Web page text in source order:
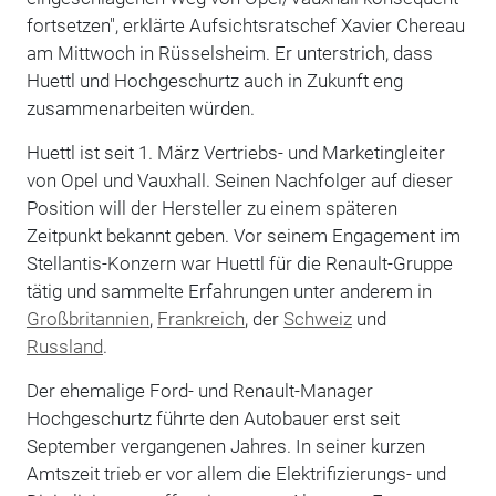
fortsetzen", erklärte Aufsichtsratschef Xavier Chereau
am Mittwoch in Rüsselsheim. Er unterstrich, dass
Huettl und Hochgeschurtz auch in Zukunft eng
zusammenarbeiten würden.
Huettl ist seit 1. März Vertriebs- und Marketingleiter
von Opel und Vauxhall. Seinen Nachfolger auf dieser
Position will der Hersteller zu einem späteren
Zeitpunkt bekannt geben. Vor seinem Engagement im
Stellantis-Konzern war Huettl für die Renault-Gruppe
tätig und sammelte Erfahrungen unter anderem in
Großbritannien, Frankreich, der Schweizund
Russland.
Der ehemalige Ford- und Renault-Manager
Hochgeschurtz führte den Autobauer erst seit
September vergangenen Jahres. In seiner kurzen
Amtszeit trieb er vor allem die Elektrifizierungs- und